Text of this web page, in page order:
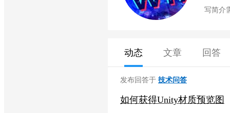
写简介
动态 文章 回答
发布回答于 技术问答
如何获得Unity材质预览图